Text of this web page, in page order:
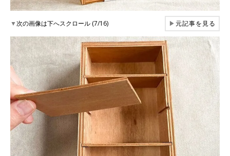
▼次の画像は下へスクロール (7/16) ▶元記事を見る